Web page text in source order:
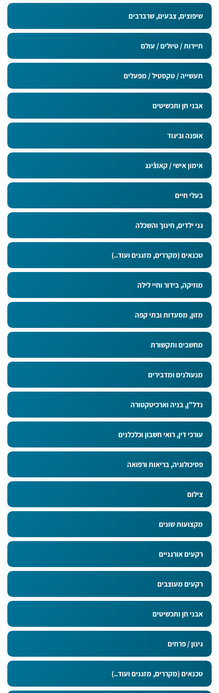
מדבקות בגודל 9x5 ס"מ
שיפוצים, צבעים, שרברבים
תיירות / טיולים / עולם
תעשייה / טקסטיל / מפעלים
אבני חן ותכשיטים
אופנה וביגוד
אימון אישי / קאוצ`ינג
בעלי חיים
גני ילדים, חינוך והשכלה
טכנאים (מקררים, מזגנים ועוד..)
מוזיקה, בידור וחיי לילה
מזון, מסעדות ובתי קפה
מחשבים ותקשורת
מנעולנים ומדבירים
נדל"ן, בניה וארכיטקטורה
עורכי דין, רואי חשבון וכלכלנים
פסיכולוגיה, בריאות ורפואה
צילום
מקצועות שונים
רקעים אורגניים
רקעים מעוצבים
אבני חן ותכשיטים
גינון / פרחים
טכנאים (מקררים, מזגנים ועוד..)